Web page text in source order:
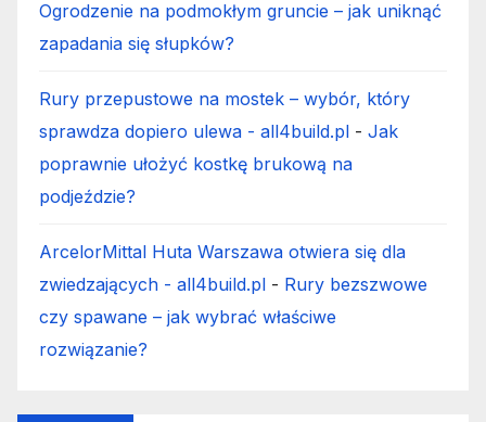
Ogrodzenie na podmokłym gruncie – jak uniknąć
zapadania się słupków?
Rury przepustowe na mostek – wybór, który
sprawdza dopiero ulewa - all4build.pl - Jak
poprawnie ułożyć kostkę brukową na
podjeździe?
ArcelorMittal Huta Warszawa otwiera się dla
zwiedzających - all4build.pl - Rury bezszwowe
czy spawane – jak wybrać właściwe
rozwiązanie?